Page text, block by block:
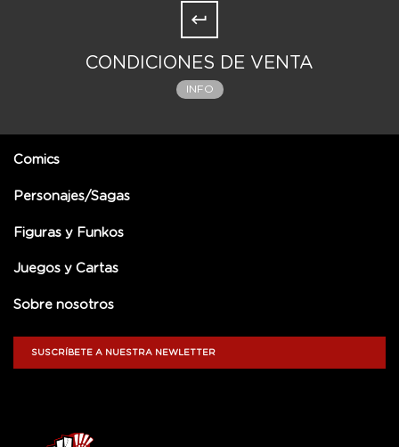
CONDICIONES DE VENTA
INFO
Comics
Personajes/Sagas
Figuras y Funkos
Juegos y Cartas
Sobre nosotros
SUSCRÍBETE A NUESTRA NEWLETTER